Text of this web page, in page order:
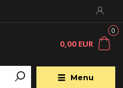
Menu
0
0,00 EUR